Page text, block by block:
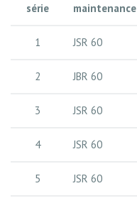
série
maintenance
1 JSR 60
2 JBR 60
3 JSR 60
4 JSR 60
5 JSR 60